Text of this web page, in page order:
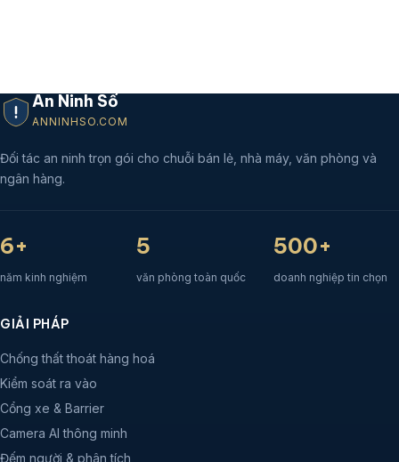
An Ninh Số
ANNINHSO.COM
Đối tác an ninh trọn gói cho chuỗi bán lẻ, nhà máy, văn phòng và
ngân hàng.
6+
năm kinh nghiệm
5
văn phòng toàn quốc
500+
doanh nghiệp tin chọn
GIẢI PHÁP
Chống thất thoát hàng hoá
Kiểm soát ra vào
Cổng xe & Barrier
Camera AI thông minh
Đếm người & phân tích